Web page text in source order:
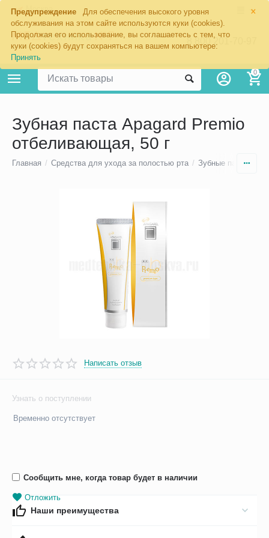
×
Предупреждение
Для обеспечения высокого уровня
обслуживания на этом сайте используются куки (cookies).
Продолжая его использование, вы соглашаетесь с тем, что
куки (cookies) будут сохраняться на вашем компьютере:
Принять
Москва
8 800 201-70-97
0
Зубная паста Apagard Premio
отбеливающая, 50 г
Главная / Средства для ухода за полостью рта / Зубные пасты для
Написать отзыв
Узнать о поступлении
Временно отсутствует
Сообщить мне, когда товар будет в наличии
Отложить
Наши преимущества